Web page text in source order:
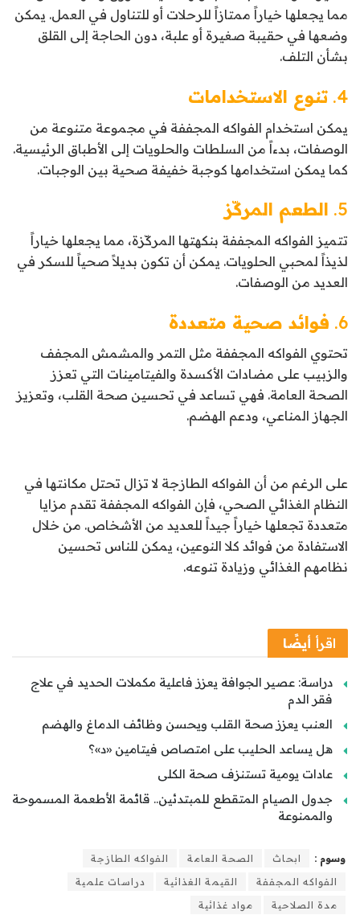
مما يجعلها خياراً ممتازاً للرحلات أو للتناول في العمل. يمكن
وضعها في حقيبة صغيرة أو علبة، دون الحاجة إلى القلق
بشأن التلف.
4. تنوع الاستخدامات
يمكن استخدام الفواكه المجففة في مجموعة متنوعة من
الوصفات، بدءاً من السلطات والحلويات إلى الأطباق الرئيسية.
كما يمكن استخدامها كوجبة خفيفة صحية بين الوجبات.
5. الطعم المركّز
تتميز الفواكه المجففة بنكهتها المركّزة، مما يجعلها خياراً
لذيذاً لمحبي الحلويات. يمكن أن تكون بديلاً صحياً للسكر في
العديد من الوصفات.
6. فوائد صحية متعددة
تحتوي الفواكه المجففة مثل التمر والمشمش المجفف
والزبيب على مضادات الأكسدة والفيتامينات التي تعزز
الصحة العامة. فهي تساعد في تحسين صحة القلب، وتعزيز
الجهاز المناعي، ودعم الهضم.
على الرغم من أن الفواكه الطازجة لا تزال تحتل مكانتها في
النظام الغذائي الصحي، فإن الفواكه المجففة تقدم مزايا
متعددة تجعلها خياراً جيداً للعديد من الأشخاص. من خلال
الاستفادة من فوائد كلا النوعين، يمكن للناس تحسين
نظامهم الغذائي وزيادة تنوعه.
اقرأ أيضًا
دراسة: عصير الجوافة يعزز فاعلية مكملات الحديد في علاج
فقر الدم
العنب يعزز صحة القلب ويحسن وظائف الدماغ والهضم
هل يساعد الحليب على امتصاص فيتامين «د»؟
عادات يومية تستنزف صحة الكلى
جدول الصيام المتقطع للمبتدئين.. قائمة الأطعمة المسموحة
والممنوعة
وسوم : ابحاث الصحة العامة
الفواكه الطازجة
الفواكه المجففة
القيمة الغذائية
دراسات علمية
مدة الصلاحية
مواد غذائية